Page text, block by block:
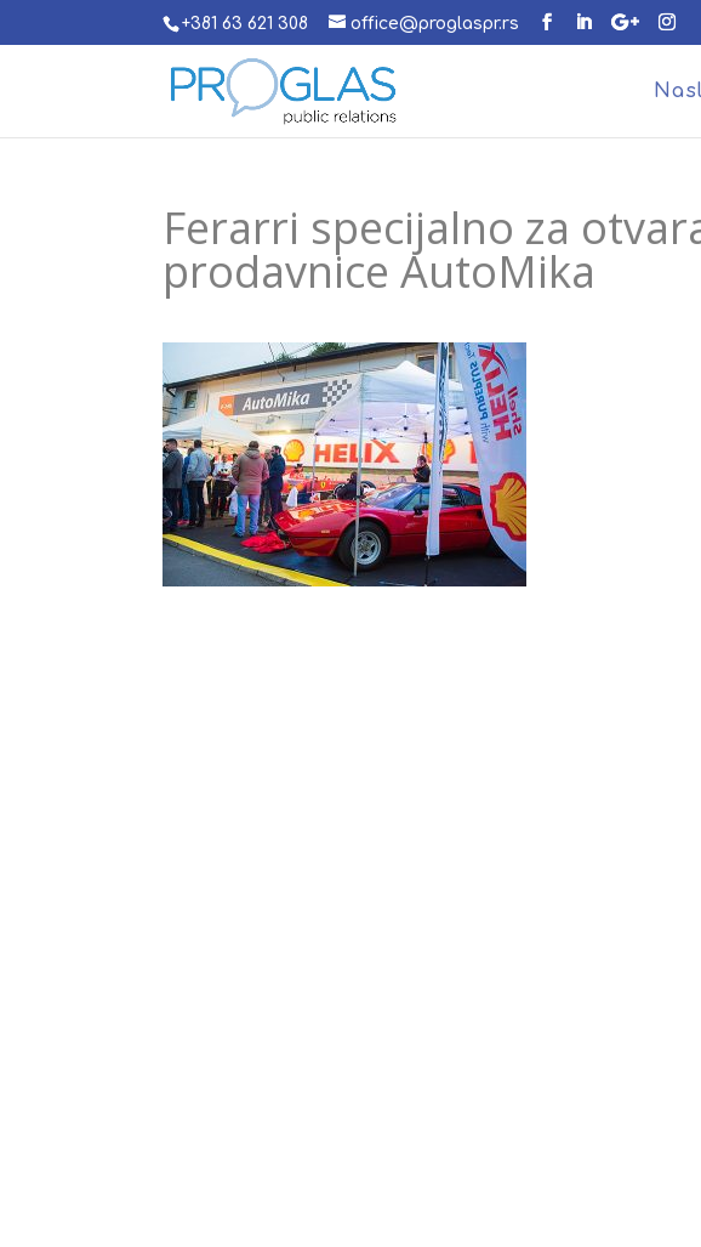
+381 63 621 308 office@proglaspr.rs
Ferarri specijalno za
prodavnice AutoMika